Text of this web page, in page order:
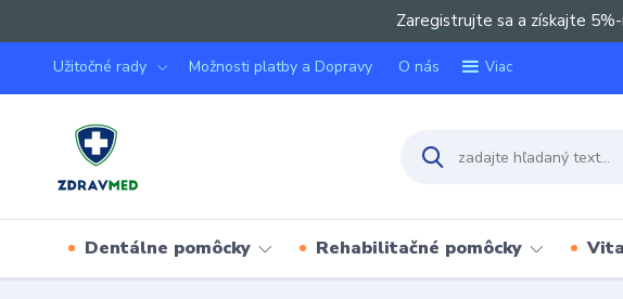
Zaregistrujte sa a získajte
Užitočné rady Možnosti platby a Dopravy O nás Viac
Dentálne pomôcky Rehabilitačné pomôcky